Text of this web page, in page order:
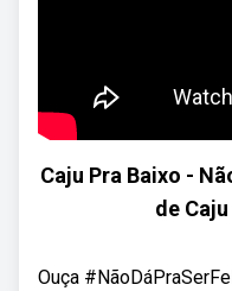
Caju Pra Baixo -
de
Ouça